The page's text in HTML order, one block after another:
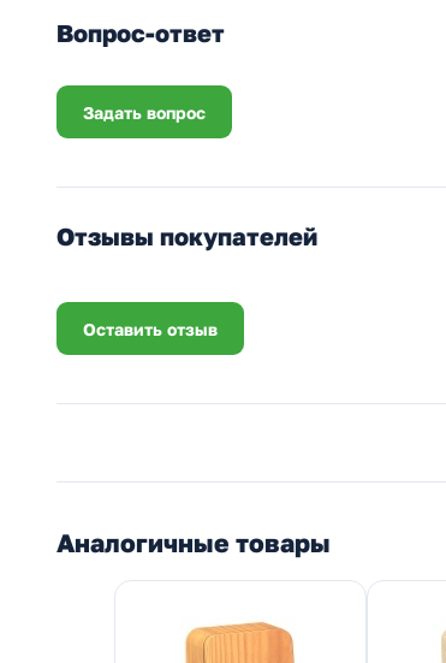
Вопрос-ответ
Задать вопрос
Отзывы покупателей
Оставить отзыв
Аналогичные товары